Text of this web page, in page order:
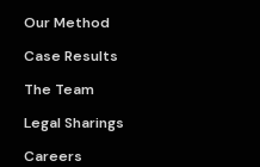
Our Method
Case Results
The Team
Legal Sharings
Careers